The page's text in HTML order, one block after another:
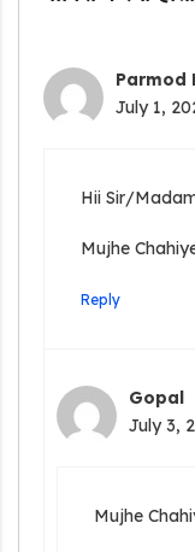
Parmod
July 1,
Hii Sir/
Mujhe
Reply
Gopal
July 3,
Mujhe